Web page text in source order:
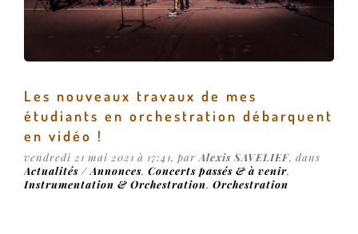
Les nouveaux travaux de mes
étudiants en orchestration débarquent
en vidéo !
vendredi 21 mai 2021 à 17:41, par Alexis SAVELIEF, dans
Actualités / Annonces, Concerts passés & à venir,
Instrumentation & Orchestration, Orchestration